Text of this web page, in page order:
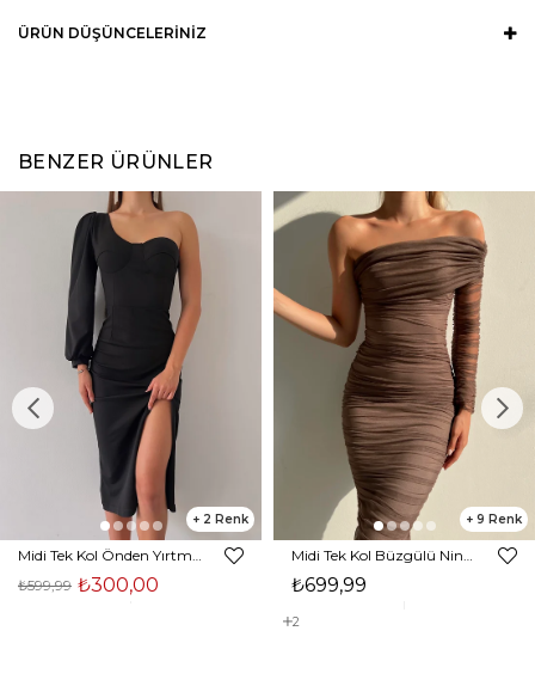
ÜRÜN DÜŞÜNCELERINIZ
BENZER ÜRÜNLER
2
₺300,00
₺599,99
9
₺699,99
2